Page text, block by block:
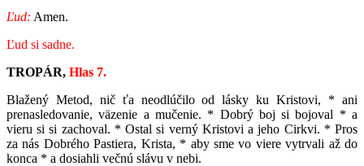
Ľud: Amen.
Ľud si sadne.
TROPÁR, Hlas 7.
Blažený Metod, nič ťa neodlúčilo od lásky ku Kristovi, * ani
prenasledovanie, väzenie a mučenie. * Dobrý boj si bojoval * a
vieru si si zachoval. * Ostal si verný Kristovi a jeho Cirkvi. * Pros
za nás Dobrého Pastiera, Krista, * aby sme vo viere vytrvali až do
konca * a dosiahli večnú slávu v nebi.